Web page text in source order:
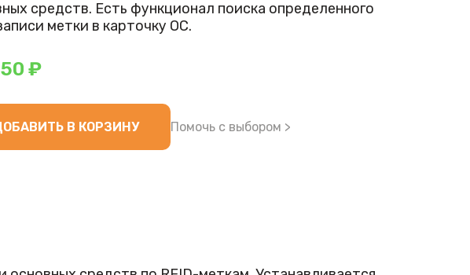
средств. Есть функционал поиска определенного
метки в карточку ОС.
₽
В КОРЗИНУ Помочь с выбором >